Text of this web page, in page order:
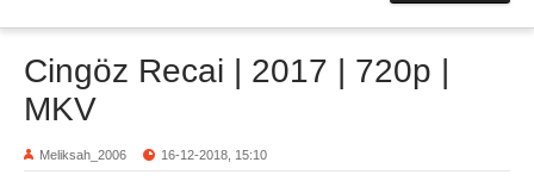
Cingöz Recai | 2017 | 720p |
MKV
Meliksah_2006 16-12-2018, 15:10